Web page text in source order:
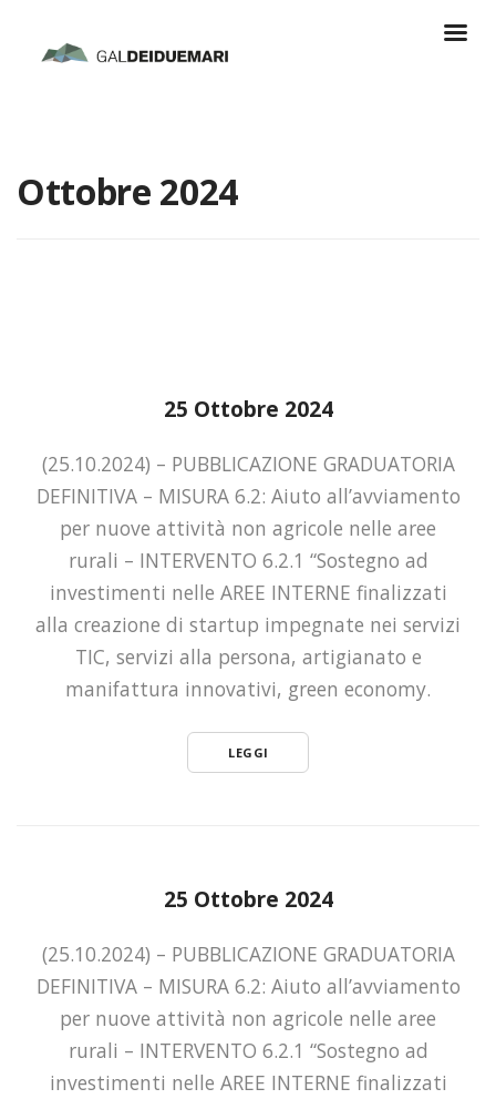
Ottobre 2024
25 Ottobre 2024
(25.10.2024) – PUBBLICAZIONE GRADUATORIA
DEFINITIVA – MISURA 6.2: Aiuto all’avviamento
per nuove attività non agricole nelle aree
rurali – INTERVENTO 6.2.1 “Sostegno ad
investimenti nelle AREE INTERNE finalizzati
alla creazione di startup impegnate nei servizi
TIC, servizi alla persona, artigianato e
manifattura innovativi, green economy.
LEGGI
25 Ottobre 2024
(25.10.2024) – PUBBLICAZIONE GRADUATORIA
DEFINITIVA – MISURA 6.2: Aiuto all’avviamento
per nuove attività non agricole nelle aree
rurali – INTERVENTO 6.2.1 “Sostegno ad
investimenti nelle AREE INTERNE finalizzati